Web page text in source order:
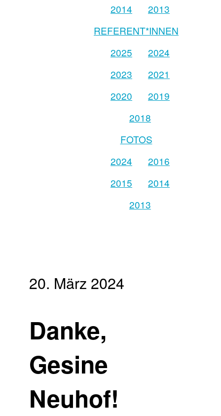
2014
2013
REFERENT*INNEN
2025
2024
2023
2021
2020
2019
2018
FOTOS
2024
2016
2015
2014
2013
20. März 2024
Danke,
Gesine
Neuhof!